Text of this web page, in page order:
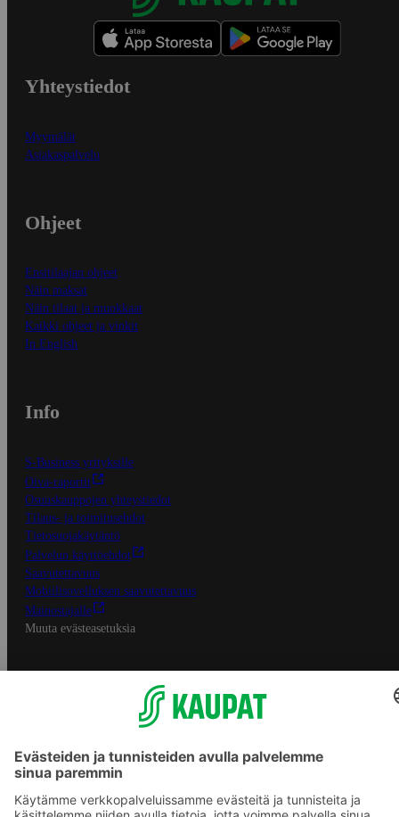
Yhteystiedot
Myymälät
Asiakaspalvelu
Ohjeet
Ensitilaajan ohjeet
Näin maksat
Näin tilaat ja muokkaat
Kaikki ohjeet ja vinkit
In English
Info
S-Business yrityksille
Oiva-raportit
Osuuskauppojen yhteystiedot
Tilaus- ja toimitusehdot
Tietosuojakäytäntö
Palvelun käyttöehdot
Saavutettavuus
Mobiilisovelluksen saavutettavuus
Mainostajalle
Muuta evästeasetuksia
S-ryhmän palvelut
S-ryhmä
Asiakasomistajuus
S-ostoslista -sovellus